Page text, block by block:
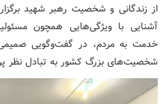
از زندگانی و شخصیت رهبر شهید
آشنایی با ویژگی‌هایی همچون
خدمت به مردم، در گفت‌وگویی صمیمی
شخصیت‌های بزرگ کشور به تبادل نظر